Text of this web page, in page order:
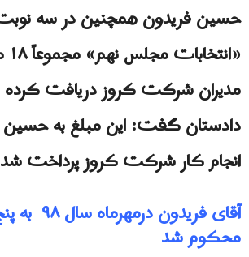
حسین فریدون همچنین در سه
مدیران شرکت کروز دریافت کرده
دادستان گفت: این مبلغ به حسین
انجام کار شرکت کروز پرداخت
آقای
محکوم شد